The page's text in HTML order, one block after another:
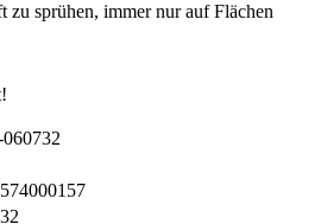
sprühen, immer nur auf Flächen